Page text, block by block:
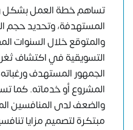
تساهم خطة العمل بشكل
المستهدفة، وتحديد حجم
والمتوقع خلال السنوات
التسويقية في اكتشاف
الجمهور المستهدف
المشروع أو خدماته. كما
والضعف لدى المنافسين
مبتكرة لتصميم مزايا